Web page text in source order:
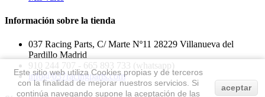
Información sobre la tienda
037 Racing Parts, C/ Marte Nº11 28229 Villanueva del
Pardillo Madrid
910 244 707 - 665 893 733 (whatsapp)
info@037racingparts.com
Este sitio web utiliza Cookies propias y de terceros
con la finalidad de mejorar nuestros servicios. Si
continúa navegando supone la aceptación de las
aceptar